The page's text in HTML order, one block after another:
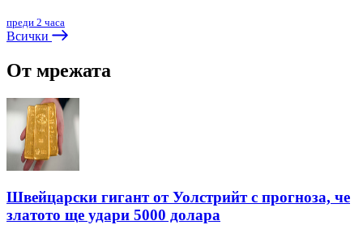
преди 2 часа
Всички
От мрежата
Швейцарски гигант от Уолстрийт с прогноза, че
златото ще удари 5000 долара